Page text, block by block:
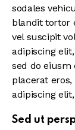
sodales
blandit tortor
vel suscipit
adipiscing
sed do
placerat
adipiscing
Sed ut